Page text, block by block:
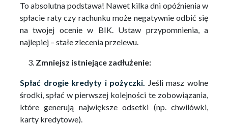
To absolutna podstawa! Nawet kilka dni opóźnienia w
spłacie raty czy rachunku może negatywnie odbić się
na twojej ocenie w BIK. Ustaw przypomnienia, a
najlepiej – stałe zlecenia przelewu.
Zmniejsz istniejące zadłużenie:
Spłać drogie kredyty i pożyczki. Jeśli masz wolne
środki, spłać w pierwszej kolejności te zobowiązania,
które generują największe odsetki (np. chwilówki,
karty kredytowe).